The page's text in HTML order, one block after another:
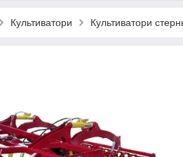
Культиватори Культиватори